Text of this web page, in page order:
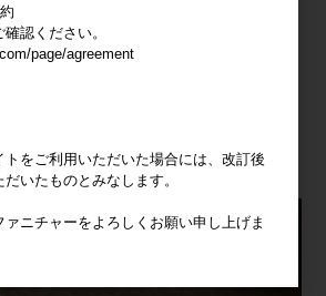
認ください。
page/agreement
トをご利用いただいた場合には、改訂後
いたものとみなします。
ニチャーをよろしくお願い申し上げま